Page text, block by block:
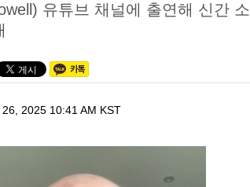
유튜브 채널에 출연해 신간 소
26, 2025 10:41 AM KST